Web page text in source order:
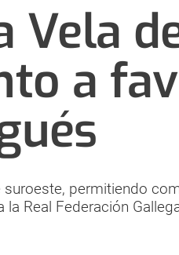
Vela
a
permitiendo
Real Federación